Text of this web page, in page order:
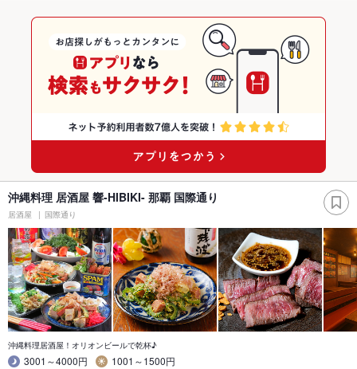
沖縄料理 居酒屋 響-HIBIKI- 那覇 国際通り
居酒屋 国際通り
沖縄料理居酒屋！オリオンビールで乾杯♪
3001～4000円
1001～1500円